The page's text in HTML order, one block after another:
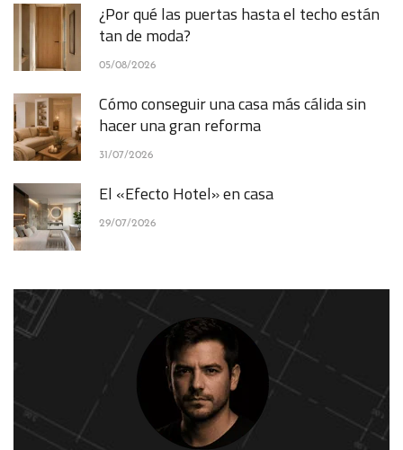
¿Por qué las puertas hasta el techo están
tan de moda?
05/08/2026
Cómo conseguir una casa más cálida sin
hacer una gran reforma
31/07/2026
El «Efecto Hotel» en casa
29/07/2026